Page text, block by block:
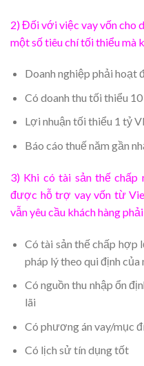
2) Đối với việc vay vốn cho
một số tiêu chí tối thiểu mà
Doanh nghiệp phải hoạt
Có doanh thu tối thiểu
Lợi nhuận tối thiểu 1 tỷ
Báo cáo thuế năm gần
3) Khi có tài sản thế chấp
được hỗ trợ vay vốn từ
vẫn yêu cầu khách hàng
Có tài sản thế chấp hợp
pháp lý theo qui định của
Có nguồn thu nhập ổn
lãi
Có phương án vay/mục
Có lịch sử tín dụng tốt